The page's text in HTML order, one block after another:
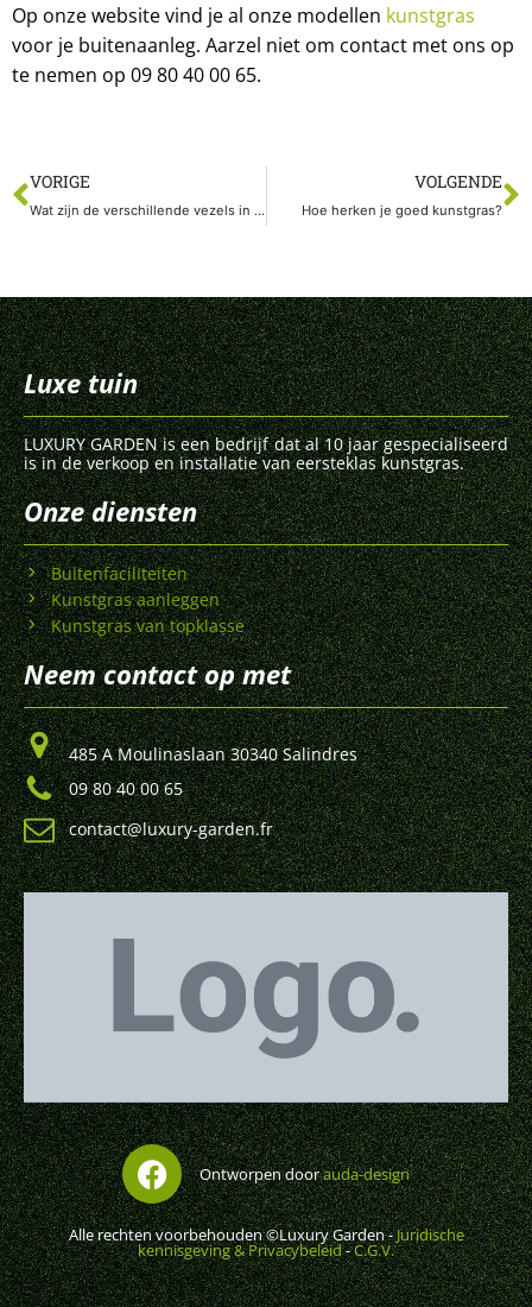
Op onze website vind je al onze modellen kunstgras
voor je buitenaanleg. Aarzel niet om contact met ons op
te nemen op 09 80 40 00 65.
VORIGE
Wat zijn de verschillende vezels in kunstgras?
VOLGENDE
Hoe herken je goed kunstgras?
Luxe tuin
LUXURY GARDEN is een bedrijf dat al 10 jaar gespecialiseerd
is in de verkoop en installatie van eersteklas kunstgras.
Onze diensten
Buitenfaciliteiten
Kunstgras aanleggen
Kunstgras van topklasse
Neem contact op met
485 A Moulinaslaan 30340 Salindres
09 80 40 00 65
contact@luxury-garden.fr
Ontworpen doorauda-design
Alle rechten voorbehouden ©Luxury Garden -Juridische
kennisgeving & Privacybeleid-C.G.V.